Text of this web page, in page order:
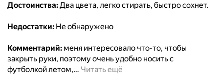
Достоинства:Два цвета, легко стирать, быстро сохнет.
Недостатки: Не обнаружено
Комментарий: меня интересовало что-то, чтобы
закрыть руки, поэтому очень удобно носить с
футболкой летом,… Читать ещё